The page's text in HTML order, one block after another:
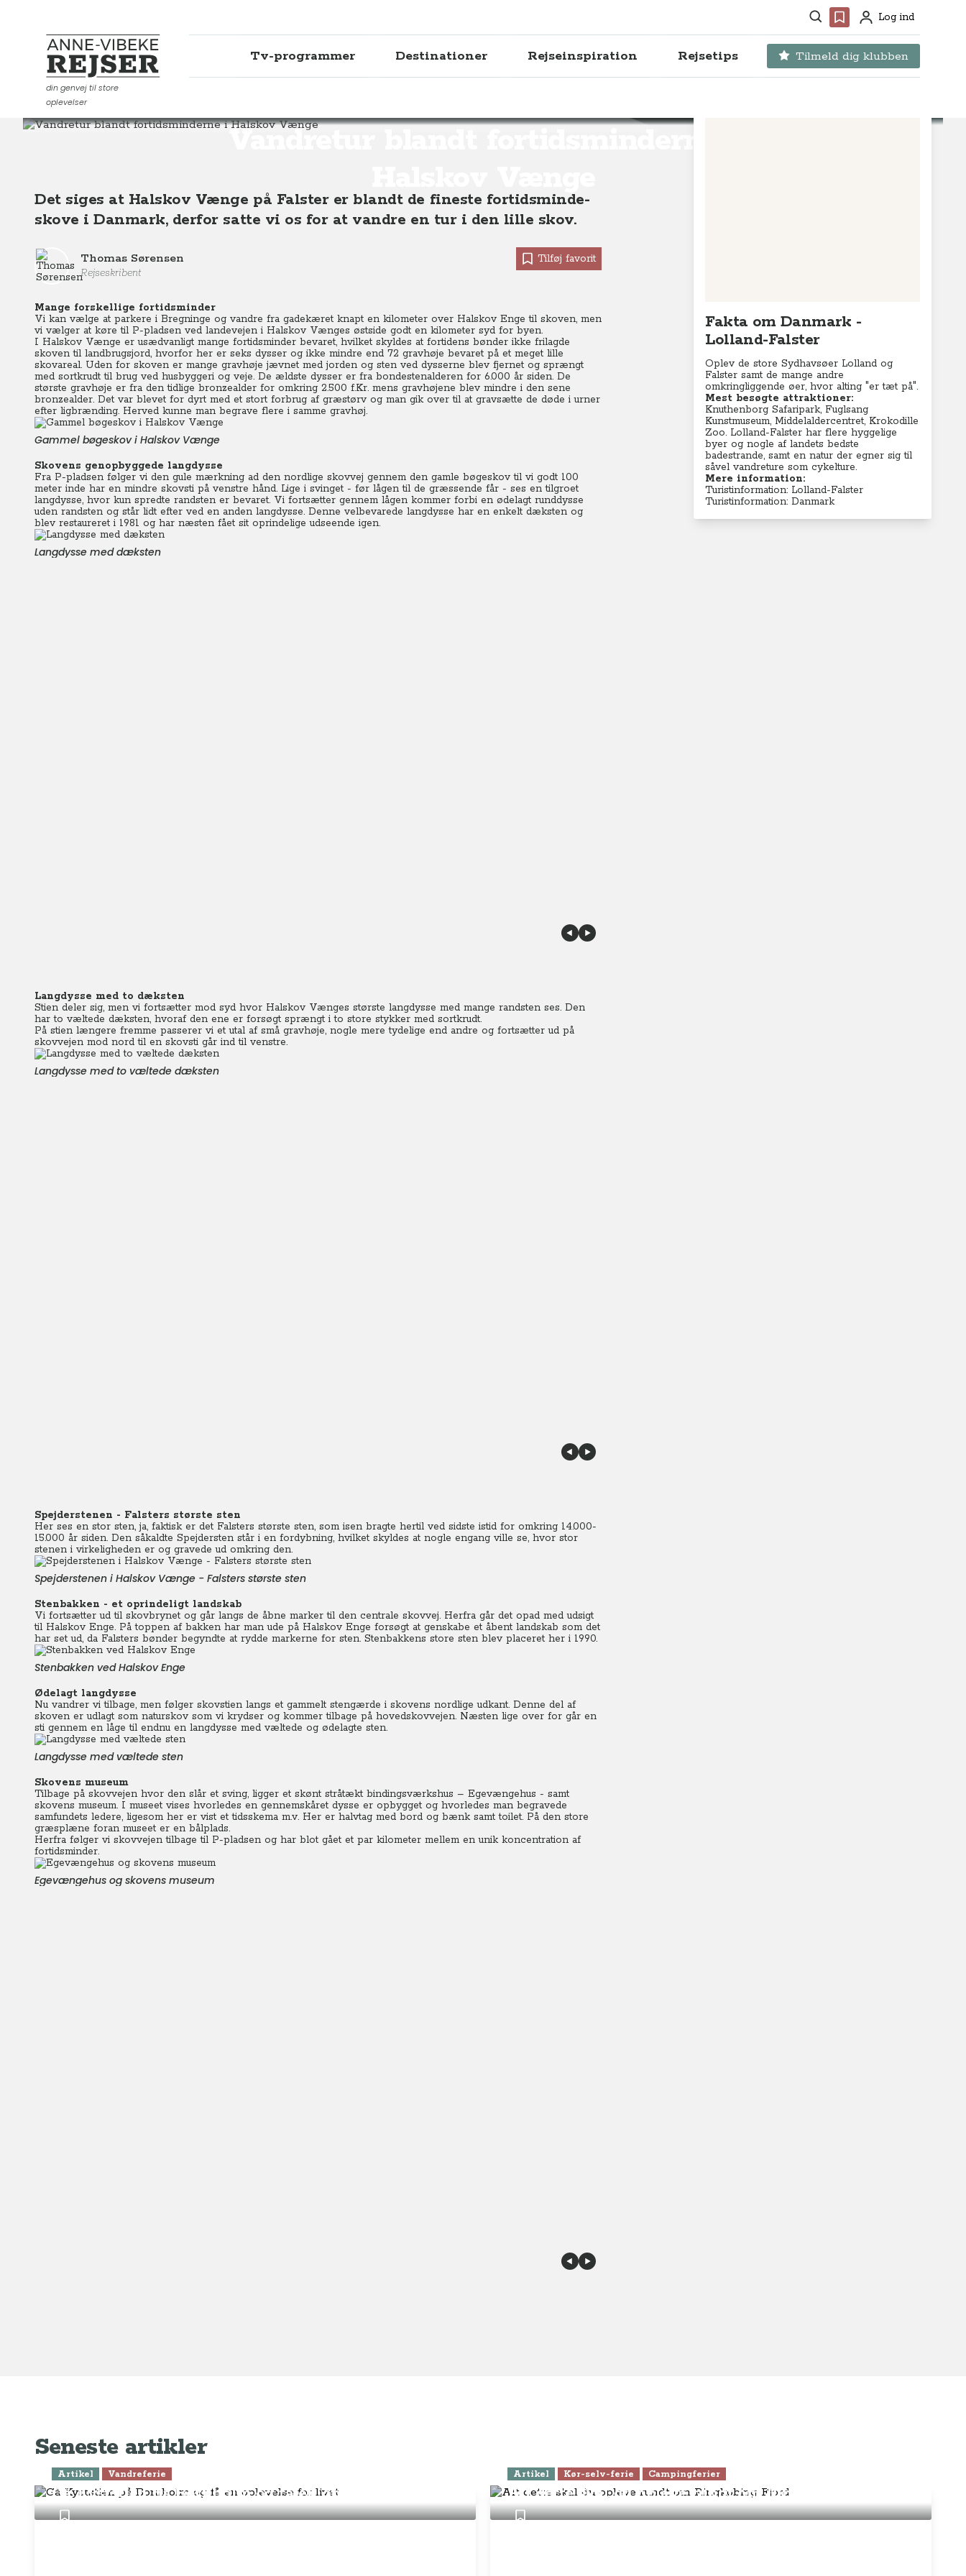
Søg Favoritter
ProfilLog ind
Anne-Vibeke Rejser
din genvej til store
oplevelser
Tv-programmer Destinationer Rejseinspiration Rejsetips Tilmeld dig klubben
Vandretur blandt fortidsminderne i
Destinationer
Det siges at Halskov Vænge på Falster er blandt de fineste fortidsminde-
skove i Danmark, derfor satte vi os for at vandre en tur i den lille skov.
Thomas Sørensen
Rejseskribent
Tilføj favorit
Mange forskellige fortidsminder
Vi kan vælge at parkere i Bregninge og vandre fra gadekæret knapt en kilometer over Halskov Enge til skoven, men
vi vælger at køre til P-pladsen ved landevejen i Halskov Vænges østside godt en kilometer syd for byen.
I Halskov Vænge er usædvanligt mange fortidsminder bevaret, hvilket skyldes at fortidens bønder ikke frilagde
skoven til landbrugsjord, hvorfor her er seks dysser og ikke mindre end 72 gravhøje bevaret på et meget lille
skovareal. Uden for skoven er mange gravhøje jævnet med jorden og sten ved dysserne blev fjernet og sprængt
med sortkrudt til brug ved husbyggeri og veje. De ældste dysser er fra bondestenalderen for 6.000 år siden. De
største gravhøje er fra den tidlige bronzealder for omkring 2.500 f.Kr. mens gravhøjene blev mindre i den sene
bronzealder. Det var blevet for dyrt med et stort forbrug af græstørv og man gik over til at gravsætte de døde i urner
efter ligbrænding. Herved kunne man begrave flere i samme gravhøj.
Gammel bøgeskov i Halskov Vænge
Skovens genopbyggede langdysse
Fra P-pladsen følger vi den gule mærkning ad den nordlige skovvej gennem den gamle bøgeskov til vi godt 100
meter inde har en mindre skovsti på venstre hånd. Lige i svinget - før lågen til de græssende får - ses en tilgroet
langdysse, hvor kun spredte randsten er bevaret. Vi fortsætter gennem lågen kommer forbi en ødelagt runddysse
uden randsten og står lidt efter ved en anden langdysse. Denne velbevarede langdysse har en enkelt dæksten og
blev restaureret i 1981 og har næsten fået sit oprindelige udseende igen.
Langdysse med dæksten
Langdysse med to dæksten
Stien deler sig, men vi fortsætter mod syd hvor Halskov Vænges største langdysse med mange randsten ses. Den
har to væltede dæksten, hvoraf den ene er forsøgt sprængt i to store stykker med sortkrudt.
På stien længere fremme passerer vi et utal af små gravhøje, nogle mere tydelige end andre og fortsætter ud på
skovvejen mod nord til en skovsti går ind til venstre.
Langdysse med to væltede dæksten
Spejderstenen - Falsters største sten
Her ses en stor sten, ja, faktisk er det Falsters største sten, som isen bragte hertil ved sidste istid for omkring 14.000-
15.000 år siden. Den såkaldte Spejdersten står i en fordybning, hvilket skyldes at nogle engang ville se, hvor stor
stenen i virkeligheden er og gravede ud omkring den.
Spejderstenen i Halskov Vænge - Falsters største sten
Stenbakken - et oprindeligt landskab
Vi fortsætter ud til skovbrynet og går langs de åbne marker til den centrale skovvej. Herfra går det opad med udsigt
til Halskov Enge. På toppen af bakken har man ude på Halskov Enge forsøgt at genskabe et åbent landskab som det
har set ud, da Falsters bønder begyndte at rydde markerne for sten. Stenbakkens store sten blev placeret her i 1990.
Stenbakken ved Halskov Enge
Ødelagt langdysse
Nu vandrer vi tilbage, men følger skovstien langs et gammelt stengærde i skovens nordlige udkant. Denne del af
skoven er udlagt som naturskov som vi krydser og kommer tilbage på hovedskovvejen. Næsten lige over for går en
sti gennem en låge til endnu en langdysse med væltede og ødelagte sten.
Langdysse med væltede sten
Skovens museum
Tilbage på skovvejen hvor den slår et sving, ligger et skønt stråtækt bindingsværkshus – Egevængehus - samt
skovens museum. I museet vises hvorledes en gennemskåret dysse er opbygget og hvorledes man begravede
samfundets ledere, ligesom her er vist et tidsskema m.v. Her er halvtag med bord og bænk samt toilet. På den store
græsplæne foran museet er en bålplads.
Herfra følger vi skovvejen tilbage til P-pladsen og har blot gået et par kilometer mellem en unik koncentration af
fortidsminder.
Egevængehus og skovens museum
Fakta om Danmark -
Lolland-Falster
Oplev de store Sydhavsøer Lolland og
Falster samt de mange andre
omkringliggende øer, hvor alting "er tæt på".
Mest besøgte attraktioner:
Knuthenborg Safaripark, Fuglsang
Kunstmuseum, Middelaldercentret, Krokodille
Zoo. Lolland-Falster har flere hyggelige
byer og nogle af landets bedste
badestrande, samt en natur der egner sig til
såvel vandreture som cykelture.
Mere information:
Turistinformation: Lolland-Falster
Turistinformation: Danmark
Seneste artikler
Artikel Vandreferie
Gå Kyststien på Bornholm og få en oplevelse for livet
Artikel Kør-selv-ferie Campingferier
Alt dette skal du opleve rundt om Ringkøbing Fjord